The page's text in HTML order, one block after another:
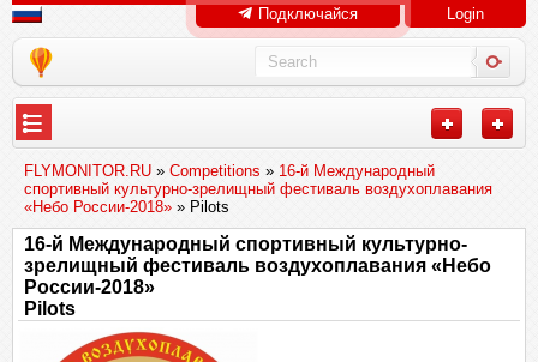
Подключайся Login
FLYMONITOR.RU » Competitions » 16-й Международный
спортивный культурно-зрелищный фестиваль воздухоплавания
«Небо России-2018» » Pilots
16-й Международный спортивный культурно-
зрелищный фестиваль воздухоплавания «Небо
России-2018»
Pilots